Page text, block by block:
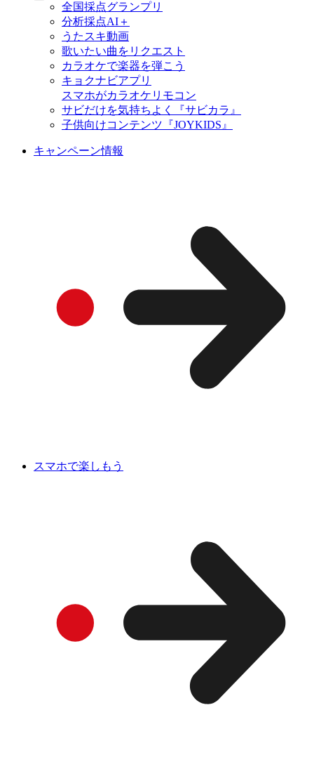
全国採点グランプリ
分析採点AI＋
うたスキ動画
歌いたい曲をリクエスト
カラオケで楽器を弾こう
キョクナビアプリ
スマホがカラオケリモコン
サビだけを気持ちよく『サビカラ』
子供向けコンテンツ『JOYKIDS』
キャンペーン情報
スマホで楽しもう